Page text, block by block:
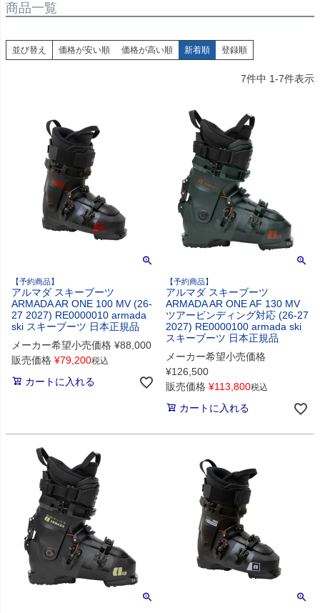
商品一覧
並び替え 価格が安い順 価格が高い順 新着順 登録順
7件中 1-7件表示
【予約商品】
アルマダ スキーブーツ
ARMADA AR ONE 100 MV (26-
27 2027) RE0000010 armada
ski スキーブーツ 日本正規品
メーカー希望小売価格 ¥88,000
販売価格 ¥79,200税込
カートに入れる
【予約商品】
アルマダ スキーブーツ
ARMADA AR ONE AF 130 MV
ツアービンディング対応 (26-27
2027) RE0000100 armada ski
スキーブーツ 日本正規品
メーカー希望小売価格
¥126,500
販売価格 ¥113,800税込
カートに入れる